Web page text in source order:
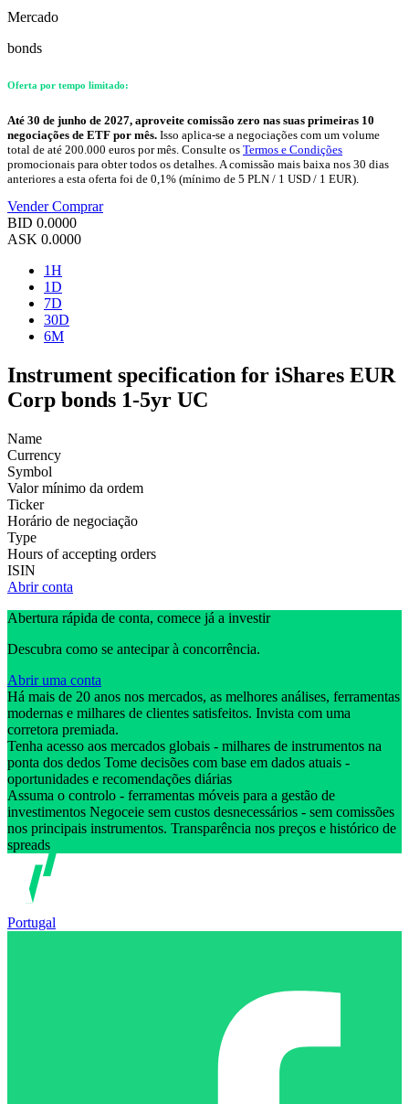
Mercado
bonds
Oferta por tempo limitado:
Até 30 de junho de 2027, aproveite comissão zero nas suas primeiras 10
negociações de ETF por mês. Isso aplica-se a negociações com um volume
total de até 200.000 euros por mês. Consulte os Termos e Condições
promocionais para obter todos os detalhes. A comissão mais baixa nos 30 dias
anteriores a esta oferta foi de 0,1% (mínimo de 5 PLN / 1 USD / 1 EUR).
VenderComprar
BID 0.0000
ASK 0.0000
1H
1D
7D
30D
6M
Instrument specification for iShares EUR
Corp bonds 1-5yr UC
Name
Currency
Symbol
Valor mínimo da ordem
Ticker
Horário de negociação
Type
Hours of accepting orders
ISIN
Abrir conta
Abertura rápida de conta, comece já a investir
Descubra como se antecipar à concorrência.
Abrir uma conta
Há mais de 20 anos nos mercados, as melhores análises, ferramentas
modernas e milhares de clientes satisfeitos. Invista com uma
corretora premiada.
Tenha acesso aos mercados globais - milhares de instrumentos na
ponta dos dedos Tome decisões com base em dados atuais -
oportunidades e recomendações diárias
Assuma o controlo - ferramentas móveis para a gestão de
investimentos Negoceie sem custos desnecessários - sem comissões
nos principais instrumentos. Transparência nos preços e histórico de
spreads
Portugal